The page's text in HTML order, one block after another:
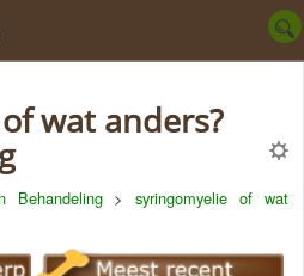
Behandeling>syringomyelie of wat